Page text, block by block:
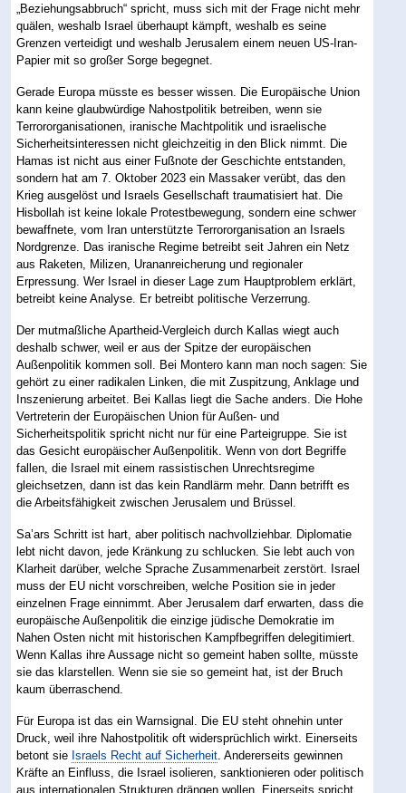
„Beziehungsabbruch“ spricht, muss sich mit der Frage nicht mehr
quälen, weshalb Israel überhaupt kämpft, weshalb es seine
Grenzen verteidigt und weshalb Jerusalem einem neuen US-Iran-
Papier mit so großer Sorge begegnet.
Gerade Europa müsste es besser wissen. Die Europäische Union
kann keine glaubwürdige Nahostpolitik betreiben, wenn sie
Terrororganisationen, iranische Machtpolitik und israelische
Sicherheitsinteressen nicht gleichzeitig in den Blick nimmt. Die
Hamas ist nicht aus einer Fußnote der Geschichte entstanden,
sondern hat am 7. Oktober 2023 ein Massaker verübt, das den
Krieg ausgelöst und Israels Gesellschaft traumatisiert hat. Die
Hisbollah ist keine lokale Protestbewegung, sondern eine schwer
bewaffnete, vom Iran unterstützte Terrororganisation an Israels
Nordgrenze. Das iranische Regime betreibt seit Jahren ein Netz
aus Raketen, Milizen, Urananreicherung und regionaler
Erpressung. Wer Israel in dieser Lage zum Hauptproblem erklärt,
betreibt keine Analyse. Er betreibt politische Verzerrung.
Der mutmaßliche Apartheid-Vergleich durch Kallas wiegt auch
deshalb schwer, weil er aus der Spitze der europäischen
Außenpolitik kommen soll. Bei Montero kann man noch sagen: Sie
gehört zu einer radikalen Linken, die mit Zuspitzung, Anklage und
Inszenierung arbeitet. Bei Kallas liegt die Sache anders. Die Hohe
Vertreterin der Europäischen Union für Außen- und
Sicherheitspolitik spricht nicht nur für eine Parteigruppe. Sie ist
das Gesicht europäischer Außenpolitik. Wenn von dort Begriffe
fallen, die Israel mit einem rassistischen Unrechtsregime
gleichsetzen, dann ist das kein Randlärm mehr. Dann betrifft es
die Arbeitsfähigkeit zwischen Jerusalem und Brüssel.
Sa’ars Schritt ist hart, aber politisch nachvollziehbar. Diplomatie
lebt nicht davon, jede Kränkung zu schlucken. Sie lebt auch von
Klarheit darüber, welche Sprache Zusammenarbeit zerstört. Israel
muss der EU nicht vorschreiben, welche Position sie in jeder
einzelnen Frage einnimmt. Aber Jerusalem darf erwarten, dass die
europäische Außenpolitik die einzige jüdische Demokratie im
Nahen Osten nicht mit historischen Kampfbegriffen delegitimiert.
Wenn Kallas ihre Aussage nicht so gemeint haben sollte, müsste
sie das klarstellen. Wenn sie sie so gemeint hat, ist der Bruch
kaum überraschend.
Für Europa ist das ein Warnsignal. Die EU steht ohnehin unter
Druck, weil ihre Nahostpolitik oft widersprüchlich wirkt. Einerseits
betont sie Israels Recht auf Sicherheit. Andererseits gewinnen
Kräfte an Einfluss, die Israel isolieren, sanktionieren oder politisch
aus internationalen Strukturen drängen wollen. Einerseits spricht